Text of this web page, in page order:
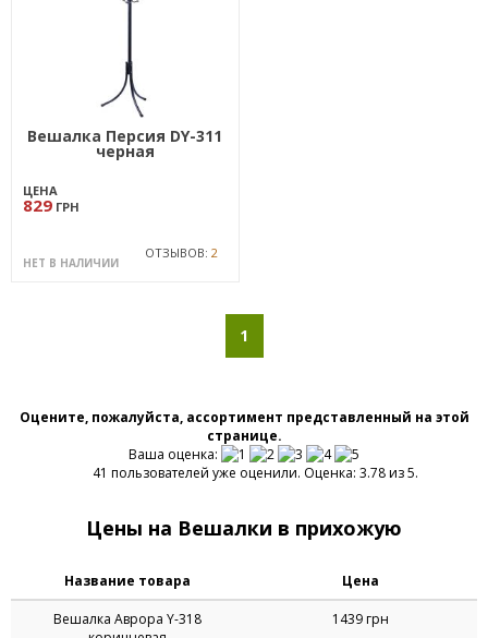
Вешалка Персия DY-311
черная
ЦЕНА
829 ГРН
НЕТ В НАЛИЧИИ
ОТЗЫВОВ: 2
1
Оцените, пожалуйста, ассортимент представленный на этой
странице.
Ваша оценка:
41 пользователей уже оценили. Оценка: 3.78 из 5.
Цены на Вешалки в прихожую
Название товара Цена
Вешалка Аврора Y-318
1439 грн